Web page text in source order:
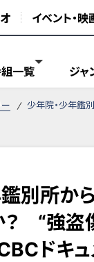
イベント・映
一覧 ジャ
少年院・少年鑑
別所か
？ “強盗
ドキュ